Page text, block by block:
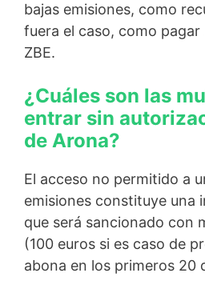
bajas emisiones, como
fuera el caso, como pagar
ZBE.
¿Cuáles son las
entrar sin
de Arona?
El acceso no permitido a
emisiones constituye una
que será sancionado con
(100 euros si es caso de
abona en los primeros 20